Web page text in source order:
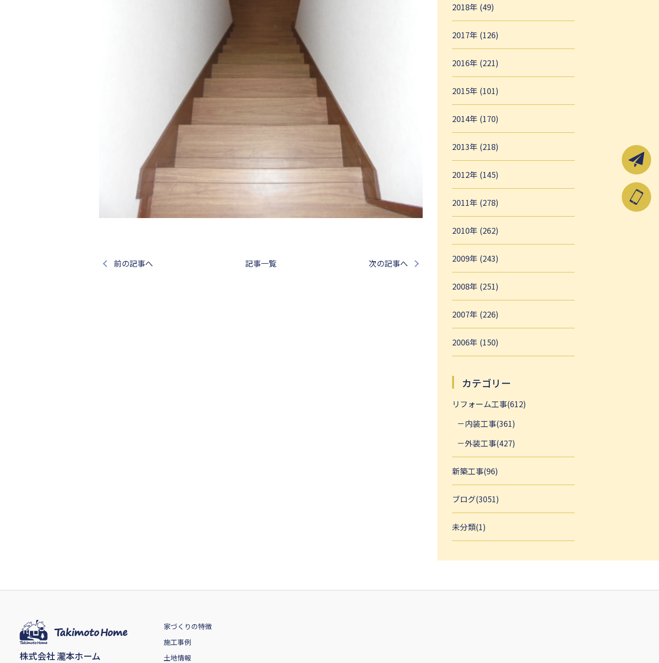
前の記事へ 記事一覧 次の記事へ
2018年 (49)
2017年 (126)
2016年 (221)
2015年 (101)
2014年 (170)
2013年 (218)
2012年 (145)
2011年 (278)
2010年 (262)
2009年 (243)
2008年 (251)
2007年 (226)
2006年 (150)
カテゴリー
リフォーム工事(612)
内装工事(361)
外装工事(427)
新築工事(96)
ブログ(3051)
未分類(1)
株式会社 瀧本ホーム
家づくりの特徴
施工事例
土地情報